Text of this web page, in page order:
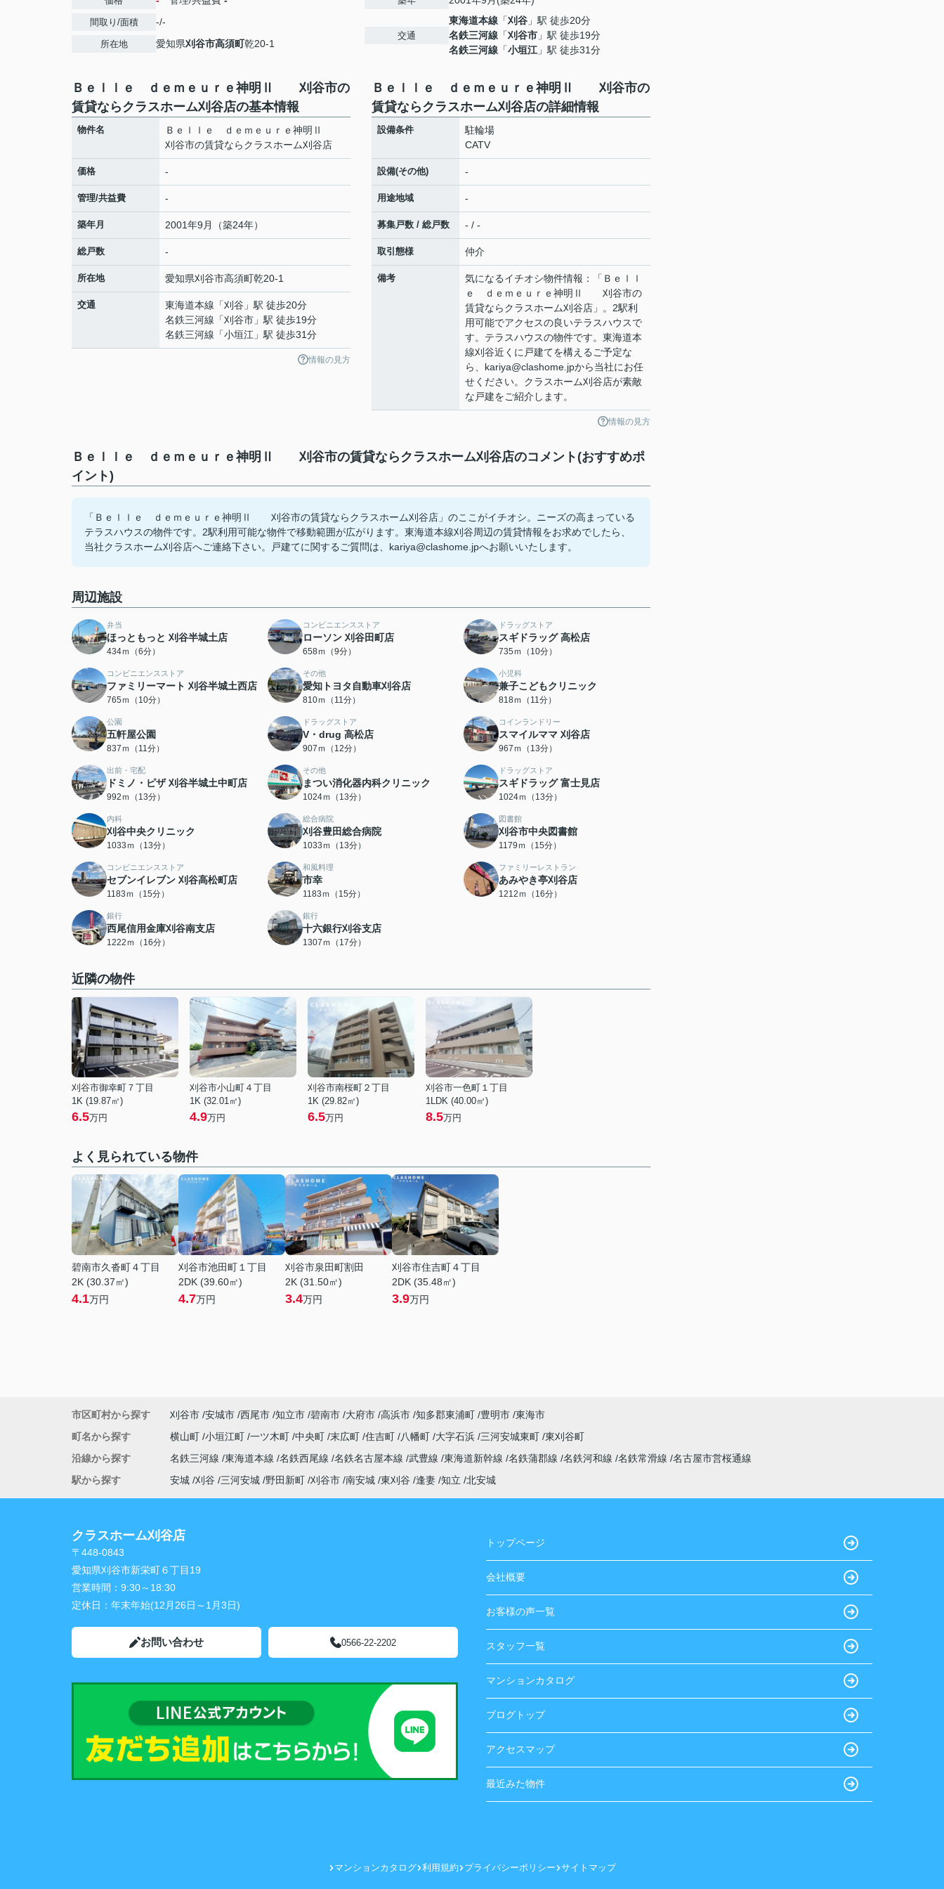
間取り/面積 -/-
所在地 愛知県刈谷市高須町乾20-1
交通
東海道本線 「刈谷 」駅 徒歩20分
名鉄三河線 「刈谷市 」駅 徒歩19分
名鉄三河線 「小垣江 」駅 徒歩31分
Ｂｅｌｌｅ ｄｅｍｅｕｒｅ神明Ⅱ 刈谷市の
賃貸ならクラスホーム刈谷店の基本情報
物件名
Ｂｅｌｌｅ ｄｅｍｅｕｒｅ神明Ⅱ
刈谷市の賃貸ならクラスホーム刈谷店
価格 -
管理/共益費 -
築年月 2001年9月（築24年）
総戸数 -
所在地 愛知県刈谷市高須町乾20-1
交通 東海道本線 「刈谷 」駅 徒歩20分
名鉄三河線 「刈谷市 」駅 徒歩19分
名鉄三河線 「小垣江 」駅 徒歩31分
情報の見方
Ｂｅｌｌｅ ｄｅｍｅｕｒｅ神明Ⅱ 刈谷市の
賃貸ならクラスホーム刈谷店の詳細情報
設備条件
駐輪場
CATV
設備(その他) -
用途地域 -
募集戸数 / 総戸数 - / -
取引態様 仲介
備考
気になるイチオシ物件情報：「Ｂｅｌｌ
ｅ ｄｅｍｅｕｒｅ神明Ⅱ 刈谷市の
賃貸ならクラスホーム刈谷店」。2駅利
用可能でアクセスの良いテラスハウスで
す。テラスハウスの物件です。東海道本
線刈谷近くに戸建てを構えるご予定な
ら、kariya@clashome.jpから当社にお任
せください。クラスホーム刈谷店が素敵
な戸建をご紹介します。
情報の見方
Ｂｅｌｌｅ ｄｅｍｅｕｒｅ神明Ⅱ 刈谷市の賃貸ならクラスホーム刈谷店のコメント(おすすめポ
イント)
「Ｂｅｌｌｅ ｄｅｍｅｕｒｅ神明Ⅱ 刈谷市の賃貸ならクラスホーム刈谷店」のここがイチオシ。ニーズの高まっている
テラスハウスの物件です。2駅利用可能な物件で移動範囲が広がります。東海道本線刈谷周辺の賃貸情報をお求めでしたら、
当社クラスホーム刈谷店へご連絡下さい。戸建てに関するご質問は、kariya@clashome.jpへお願いいたします。
周辺施設
弁当
ほっともっと 刈谷半城土店
434ｍ（6分）
コンビニエンスストア
ローソン 刈谷田町店
658ｍ（9分）
ドラッグストア
スギドラッグ 高松店
735ｍ（10分）
コンビニエンスストア
ファミリーマート 刈谷半城土西店
765ｍ（10分）
その他
愛知トヨタ自動車刈谷店
810ｍ（11分）
小児科
兼子こどもクリニック
818ｍ（11分）
公園
五軒屋公園
837ｍ（11分）
ドラッグストア
V・drug 高松店
907ｍ（12分）
コインランドリー
スマイルママ 刈谷店
967ｍ（13分）
出前・宅配
ドミノ・ピザ 刈谷半城土中町店
992ｍ（13分）
その他
まつい消化器内科クリニック
1024ｍ（13分）
ドラッグストア
スギドラッグ 富士見店
1024ｍ（13分）
内科
刈谷中央クリニック
1033ｍ（13分）
総合病院
刈谷豊田総合病院
1033ｍ（13分）
図書館
刈谷市中央図書館
1179ｍ（15分）
コンビニエンスストア
セブンイレブン 刈谷高松町店
1183ｍ（15分）
和風料理
市幸
1183ｍ（15分）
ファミリーレストラン
あみやき亭刈谷店
1212ｍ（16分）
銀行
西尾信用金庫刈谷南支店
1222ｍ（16分）
銀行
十六銀行刈谷支店
1307ｍ（17分）
近隣の物件
刈谷市御幸町７丁目
1K (19.87㎡)
6.5万円
刈谷市小山町４丁目
1K (32.01㎡)
4.9万円
刈谷市南桜町２丁目
1K (29.82㎡)
6.5万円
刈谷市一色町１丁目
1LDK (40.00㎡)
8.5万円
よく見られている物件
碧南市久沓町４丁目
2K (30.37㎡)
4.1万円
刈谷市池田町１丁目
2DK (39.60㎡)
4.7万円
刈谷市泉田町割田
2K (31.50㎡)
3.4万円
刈谷市住吉町４丁目
2DK (35.48㎡)
3.9万円
市区町村から探す 刈谷市 安城市 西尾市 知立市 碧南市 大府市 高浜市 知多郡東浦町 豊明市 東海市
町名から探す
横山町 小垣江町 一ツ木町 中央町 末広町 住吉町 八幡町 大字石浜 三河安城東町 東刈谷町
沿線から探す
名鉄三河線 東海道本線 名鉄西尾線 名鉄名古屋本線 武豊線 東海道新幹線 名鉄蒲郡線 名鉄河和線 名鉄常滑線 名古屋市営桜通線
駅から探す
安城 刈谷 三河安城 野田新町 刈谷市 南安城 東刈谷 逢妻 知立 北安城
クラスホーム刈谷店
〒448-0843
愛知県刈谷市新栄町６丁目19
営業時間： 9:30～18:30
定休日： 年末年始(12月26日～1月3日)
お問い合わせ 0566-22-2202
トップページ
会社概要
お客様の声一覧
スタッフ一覧
マンションカタログ
ブログトップ
アクセスマップ
最近みた物件
マンションカタログ 利用規約 プライバシーポリシー サイトマップ